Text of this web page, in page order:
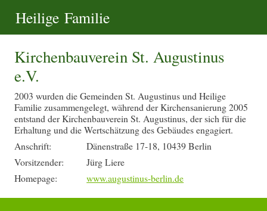
Heilige Familie
Kirchenbauverein St. Augustinus
e.V.
2003 wurden die Gemeinden St. Augustinus und Heilige
Familie zusammengelegt, während der Kirchensanierung 2005
entstand der Kirchenbauverein St. Augustinus, der sich für die
Erhaltung und die Wertschätzung des Gebäudes engagiert.
Anschrift:
Dänenstraße 17-18, 10439 Berlin
Vorsitzender:
Jürg Liere
Homepage:
www.augustinus-berlin.de